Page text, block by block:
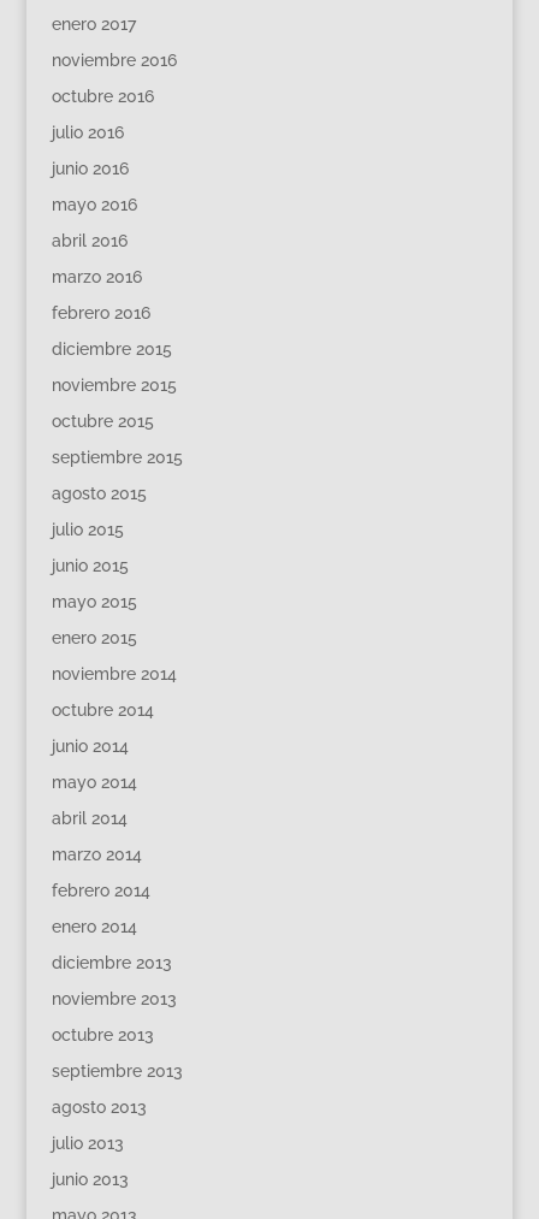
enero 2017
noviembre 2016
octubre 2016
julio 2016
junio 2016
mayo 2016
abril 2016
marzo 2016
febrero 2016
diciembre 2015
noviembre 2015
octubre 2015
septiembre 2015
agosto 2015
julio 2015
junio 2015
mayo 2015
enero 2015
noviembre 2014
octubre 2014
junio 2014
mayo 2014
abril 2014
marzo 2014
febrero 2014
enero 2014
diciembre 2013
noviembre 2013
octubre 2013
septiembre 2013
agosto 2013
julio 2013
junio 2013